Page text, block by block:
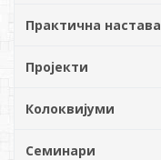
Практична настава
Пројекти
Колоквијуми
Семинари